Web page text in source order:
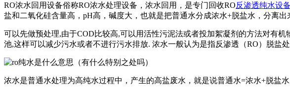
RO浓水回用设备俗称RO浓水处理设备，浓水回用，是专门回收RO反渗透纯水设备
盐和二氧化硅含量高，pH高，碱度大，也就是把普通水分成浓水+脱盐水，分离出
可以先做预处理,由于COD比较高,可以用活性污泥法或者投加絮凝剂的方法对有
池,这样可以减少污水或者不进行污水排放. 浓水一般认为是指反渗透（RO）脱盐
浓水是普通水处理为高纯水过程中，产生的高盐废水，就是说普通水=浓水+脱盐